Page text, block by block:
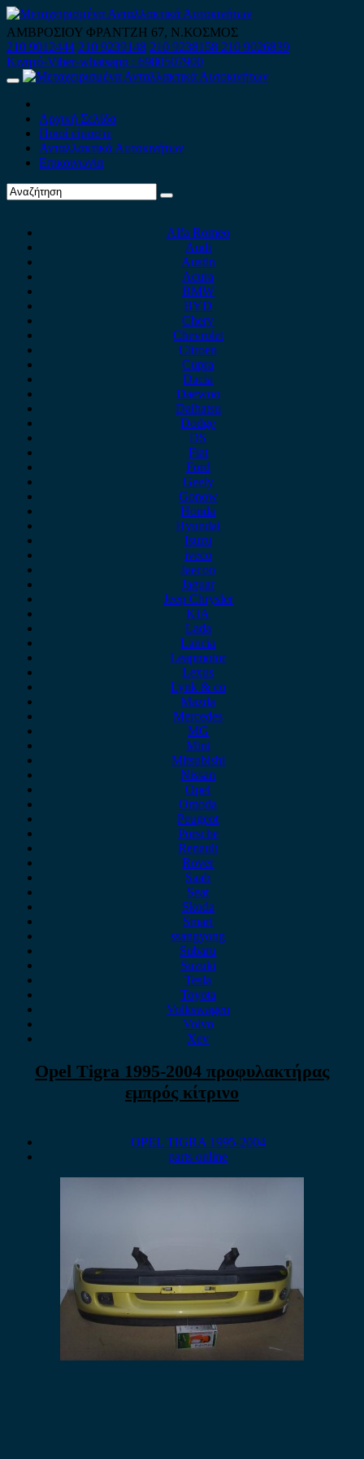
Skip
to
content
ΑΜΒΡΟΣΙΟΥ ΦΡΑΝΤΖΗ 67, Ν.ΚΟΣΜΟΣ
210 9012444 210 9239148 210 9238158 210 9026839
Κινητό-Viber-whatsapp : 6980507900
Primary
Αρχική Σελίδα
Ποιοί είμαστε
Ανταλλακτικά Αυτοκινήτων
Επικοινωνία
Alfa Romeo
Audi
Austin
Acura
BMW
BYD
Chery
Chevrolet
Citroen
Cupra
Dacia
Daewoo
Daihatsu
Dodge
DS
Fiat
Ford
Geely
Gonow
Honda
Hyundai
Isuzu
iveco
Jaecoo
Jaguar
Jeep Chrysler
KIA
Lada
Lancia
Leapmotor
Lexus
Lynk & co
Mazda
Mercedes
MG
Mini
Mitsubishi
Nissan
Opel
Omoda
Peugeot
Porsche
Renault
Rover
Saab
Seat
Skoda
Smart
ssangyong
Subaru
Suzuki
Tesla
Toyota
Volkswagen
Volvo
Xev
Opel Tigra 1995-2004 προφυλακτήρας
εμπρός κίτρινο
OPEL TIGRA 1995-2004
parts online